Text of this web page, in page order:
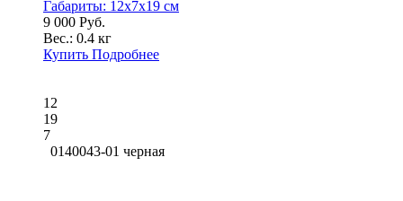
Габариты: 12x7x19 см
9 000 Руб.
Вес.: 0.4 кг
Купить Подробнее
12
19
7
0140043-01 черная